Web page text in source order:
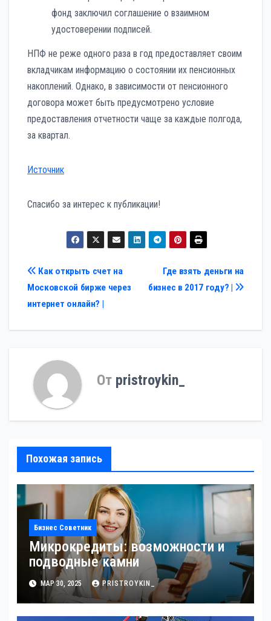
фонд заключил соглашение о взаимном
удостоверении подписей.
НПФ не реже одного раза в год предоставляет своим
вкладчикам информацию о состоянии их пенсионных
накоплений. Однако, в зависимости от пенсионного
договора может быть предусмотрено условие
предоставления отчетности чаще за каждые полгода,
за квартал.
Источник
Спасибо за интерес к публикации!
Навигация
по
записям
Где взять деньги на
бизнес в 2017 году? |
Как открыть счет на
Московской бирже через
интернет онлайн? |
От pristroykin_
Похожая запись
Бизнес Советник
Микрокредиты: возможности и
подводные камни
МАР 30, 2025 PRISTROYKIN_